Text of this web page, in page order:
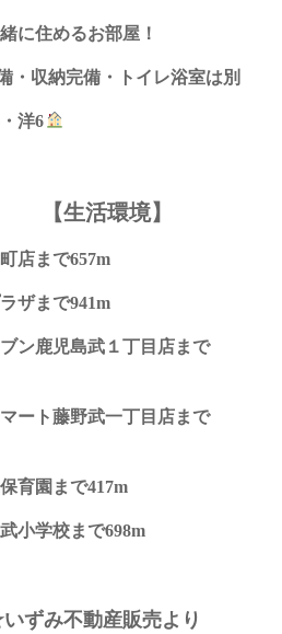
に住めるお部屋！
納完備・トイレ浴室は別
洋6
【生活環境】
店まで657m
まで941m
児島武１丁目店まで
藤野武一丁目店まで
園まで417m
校まで698m
み不動産販売より